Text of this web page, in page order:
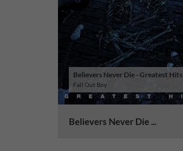
Believers Never Die - Greatest Hits
Fall Out Boy
Believers Never Die ...